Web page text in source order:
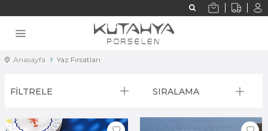
Anasayfa Yaz Fırsatları
FİLTRELE SIRALAMA